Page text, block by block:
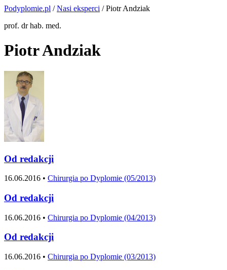
Podyplomie.pl /Nasi eksperci / Piotr Andziak
prof. dr hab. med.
Piotr Andziak
Od redakcji
16.06.2016 • Chirurgia po Dyplomie (05/2013)
Od redakcji
16.06.2016 • Chirurgia po Dyplomie (04/2013)
Od redakcji
16.06.2016 • Chirurgia po Dyplomie (03/2013)